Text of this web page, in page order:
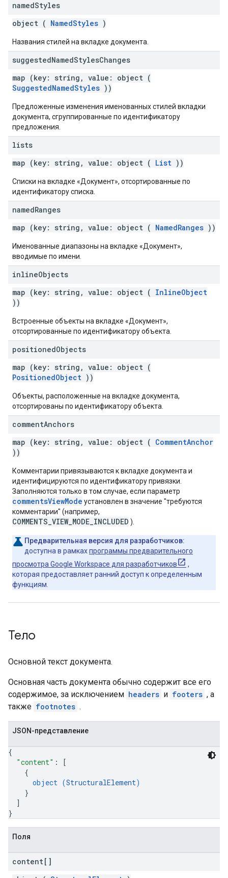
namedStyles
object ( NamedStyles )
Названия стилей на вкладке документа.
suggestedNamedStylesChanges
map (key: string, value: object (
SuggestedNamedStyles ))
Предложенные изменения именованных стилей вкладки
документа, сгруппированные по идентификатору
предложения.
lists
map (key: string, value: object ( List ))
Списки на вкладке «Документ», отсортированные по
идентификатору списка.
namedRanges
map (key: string, value: object ( NamedRanges ))
Именованные диапазоны на вкладке «Документ»,
вводимые по имени.
inlineObjects
map (key: string, value: object ( InlineObject
))
Встроенные объекты на вкладке «Документ»,
отсортированные по идентификатору объекта.
positionedObjects
map (key: string, value: object (
PositionedObject ))
Объекты, расположенные на вкладке документа,
отсортированы по идентификатору объекта.
commentAnchors
map (key: string, value: object ( CommentAnchor
))
Комментарии привязываются к вкладке документа и
идентифицируются по идентификатору привязки.
Заполняются только в том случае, если параметр
commentsViewMode установлен в значение "требуются
комментарии" (например,
COMMENTS_VIEW_MODE_INCLUDED ).
Предварительная версия для разработчиков:
доступна в рамкахпрограммы предварительного
просмотра Google Workspace для разработчиков
,
которая предоставляет ранний доступ к определенным
функциям.
Тело
Основной текст документа.
Основная часть документа обычно содержит все его
содержимое, за исключением headers и footers , а
также footnotes .
JSON-представление
{
"content" :
[
{
object (StructuralElement)
}
]
}
Поля
content[]